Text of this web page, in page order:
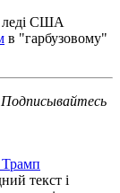
леді США
в "гарбузовому"
Подписывайтесь
текст і